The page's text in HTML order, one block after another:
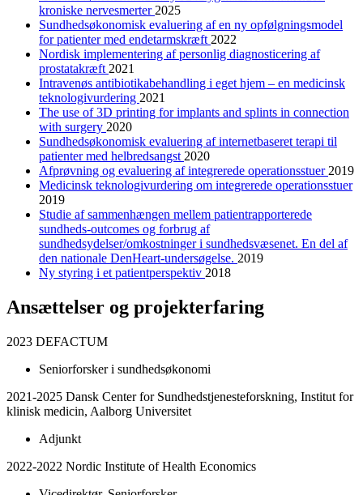
kroniske nervesmerter 2025
Sundhedsøkonomisk evaluering af en ny opfølgningsmodel
for patienter med endetarmskræft 2022
Nordisk implementering af personlig diagnosticering af
prostatakræft 2021
Intravenøs antibiotikabehandling i eget hjem – en medicinsk
teknologivurdering 2021
The use of 3D printing for implants and splints in connection
with surgery 2020
Sundhedsøkonomisk evaluering af internetbaseret terapi til
patienter med helbredsangst 2020
Afprøvning og evaluering af integrerede operationsstuer 2019
Medicinsk teknologivurdering om integrerede operationsstuer
2019
Studie af sammenhængen mellem patientrapporterede
sundheds-outcomes og forbrug af
sundhedsydelser/omkostninger i sundhedsvæsenet. En del af
den nationale DenHeart-undersøgelse. 2019
Ny styring i et patientperspektiv 2018
Ansættelser og projekterfaring
2023 DEFACTUM
Seniorforsker i sundhedsøkonomi
2021-2025 Dansk Center for Sundhedstjenesteforskning, Institut for
klinisk medicin, Aalborg Universitet
Adjunkt
2022-2022 Nordic Institute of Health Economics